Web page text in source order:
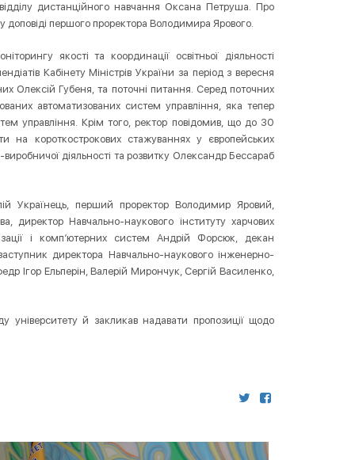
дистанційного навчання Оксана Петруша. Про
доповіді першого проректора Володимира Ярового.
якості та координації освітньої діяльності
Кабінету Міністрів України за період з вересня
Олексій Губеня, та поточні питання. Серед поточних
автоматизованих систем управління, яка тепер
управління. Крім того, ректор повідомив, що до 30
на короткострокових стажуваннях у європейських
діяльності та розвитку Олександр Бессараб
Українець, перший проректор Володимир Яровий,
директор Навчально-наукового інституту харчових
і комп’ютерних систем Андрій Форсюк, декан
директора Навчально-наукового інженерно-
Ігор Ельперін, Валерій Мирончук, Сергій Василенко,
університету й закликав надавати пропозиції щодо